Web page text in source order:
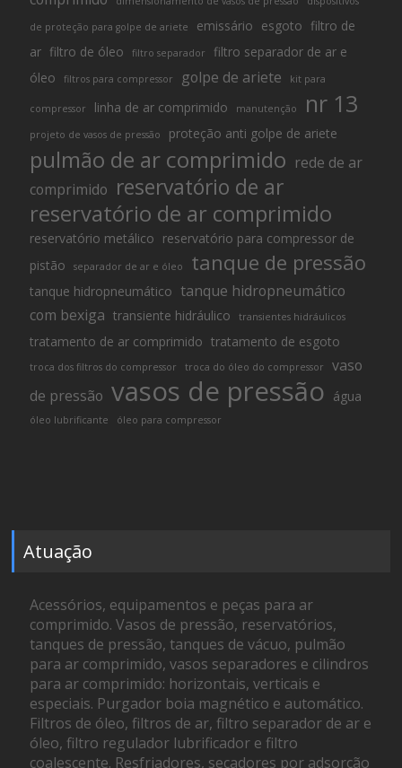
de proteção para golpe de ariete emissário esgoto filtro de
ar filtro de óleo filtro separador
filtro separador de ar e
óleo
filtros para compressor golpe de ariete kit para
compressor linha de ar comprimido manutenção nr 13
projeto de vasos de pressão proteção anti golpe de ariete
pulmão de ar comprimido rede de ar
comprimido reservatório de ar
reservatório de ar comprimido
reservatório metálico reservatório para compressor de
pistão
separador de ar e óleo tanque de pressão
tanque hidropneumático tanque hidropneumático
com bexiga transiente hidráulico transientes hidráulicos
tratamento de ar comprimido tratamento de esgoto
troca dos filtros do compressor troca do óleo do compressor
vaso
de pressão vasos de pressão água
óleo lubrificante óleo para compressor
Atuação
Acessórios, equipamentos e peças para ar
comprimido. Vasos de pressão, reservatórios,
tanques de pressão, tanques de vácuo, pulmão
para ar comprimido, vasos separadores e cilindros
para ar comprimido: horizontais, verticais e
especiais. Purgador boia magnético e automático.
Filtros de óleo, filtros de ar, filtro separador de ar e
óleo, filtro regulador lubrificador e filtro
coalescente. Resfriadores, secadores por adsorção